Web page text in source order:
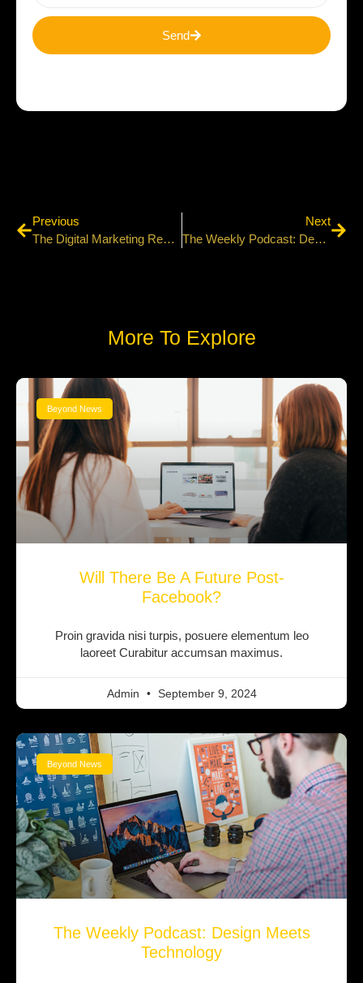
Send
Previous
The Digital Marketing Revolution Is Here Is Here & Now
Next
The Weekly Podcast: Design Meets Technology
More To Explore
Beyond News
Will There Be A Future Post-
Facebook?
Proin gravida nisi turpis, posuere elementum leo
laoreet Curabitur accumsan maximus.
Admin September 9, 2024
Beyond News
The Weekly Podcast: Design Meets
Technology